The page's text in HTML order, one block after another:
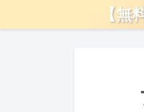
【無